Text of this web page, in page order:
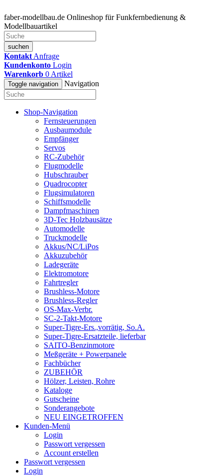
faber-modellbau.de Onlineshop für Funkfernbedienung &
Modellbauartikel
suchen
Kontakt Anfrage
Kundenkonto Login
Warenkorb 0 Artikel
Toggle navigation Navigation
Shop-Navigation
Fernsteuerungen
Ausbaumodule
Empfänger
Servos
RC-Zubehör
Flugmodelle
Hubschrauber
Quadrocopter
Flugsimulatoren
Schiffsmodelle
Dampfmaschinen
3D-Tec Holzbausätze
Automodelle
Truckmodelle
Akkus/NC/LiPos
Akkuzubehör
Ladegeräte
Elektromotore
Fahrtregler
Brushless-Motore
Brushless-Regler
OS-Max-Verbr.
SC-2-Takt-Motore
Super-Tigre-Ers.,vorrätig, So.A.
Super-Tigre-Ersatzteile, lieferbar
SAITO-Benzinmotore
Meßgeräte + Powerpanele
Fachbücher
ZUBEHÖR
Hölzer, Leisten, Rohre
Kataloge
Gutscheine
Sonderangebote
NEU EINGETROFFEN
Kunden-Menü
Login
Passwort vergessen
Account erstellen
Passwort vergessen
Login